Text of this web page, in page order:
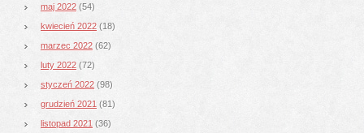
maj 2022 (54)
kwiecień 2022 (18)
marzec 2022 (62)
luty 2022 (72)
styczeń 2022 (98)
grudzień 2021 (81)
listopad 2021 (36)